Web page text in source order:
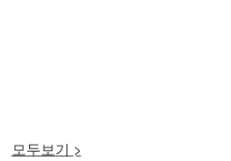
모두보기 >